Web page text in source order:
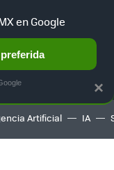
TERRITORIO
Artificial IA
×
en Google